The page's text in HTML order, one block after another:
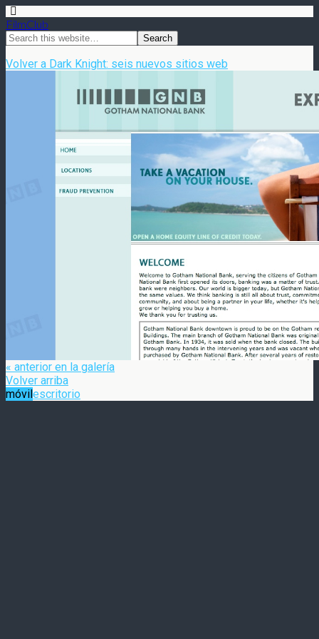
FilmClub
Volver a Dark Knight: seis nuevos sitios web
« anterior en la galería
Volver arriba
móvilescritorio